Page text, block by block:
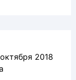
2018